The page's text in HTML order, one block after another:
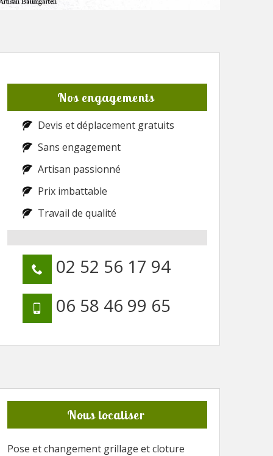
Nos engagements
Devis et déplacement gratuits
Sans engagement
Artisan passionné
Prix imbattable
Travail de qualité
02 52 56 17 94
06 58 46 99 65
Nous localiser
Pose et changement grillage et cloture